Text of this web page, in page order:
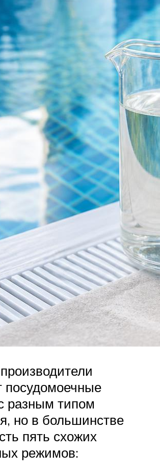
посудомоечные
разным типом
но в большинстве
пять схожих
режимов: